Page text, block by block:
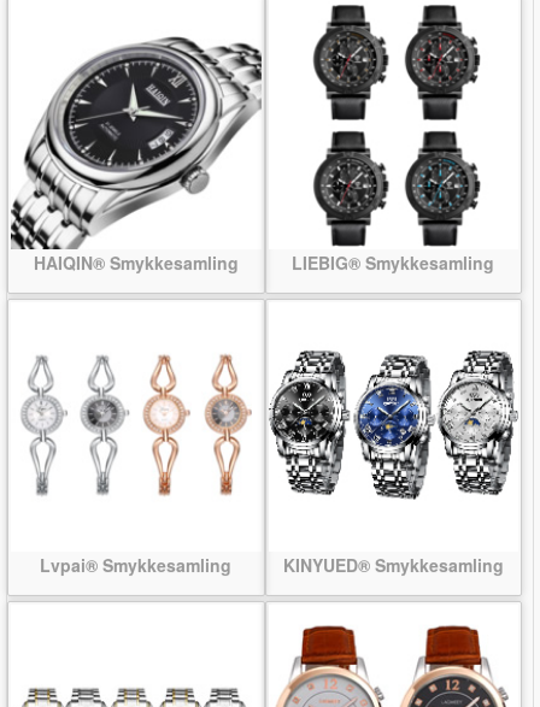
HAIQIN® Smykkesamling LIEBIG® Smykkesamling
Lvpai® Smykkesamling KINYUED® Smykkesamling